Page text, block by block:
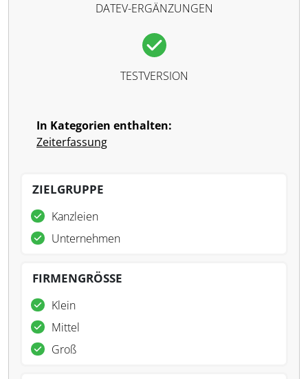
DATEV-ERGÄNZUNGEN
TESTVERSION
In Kategorien enthalten:
Zeiterfassung
ZIELGRUPPE
Kanzleien
Unternehmen
FIRMENGRÖSSE
Klein
Mittel
Groß